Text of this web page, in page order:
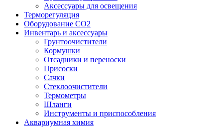
Аксессуары для освещения
Терморегуляция
Оборудование CO2
Инвентарь и аксессуары
Грунтоочистители
Кормушки
Отсадники и переноски
Присоски
Сачки
Стеклоочистители
Термометры
Шланги
Инструменты и приспособления
Аквариумная химия